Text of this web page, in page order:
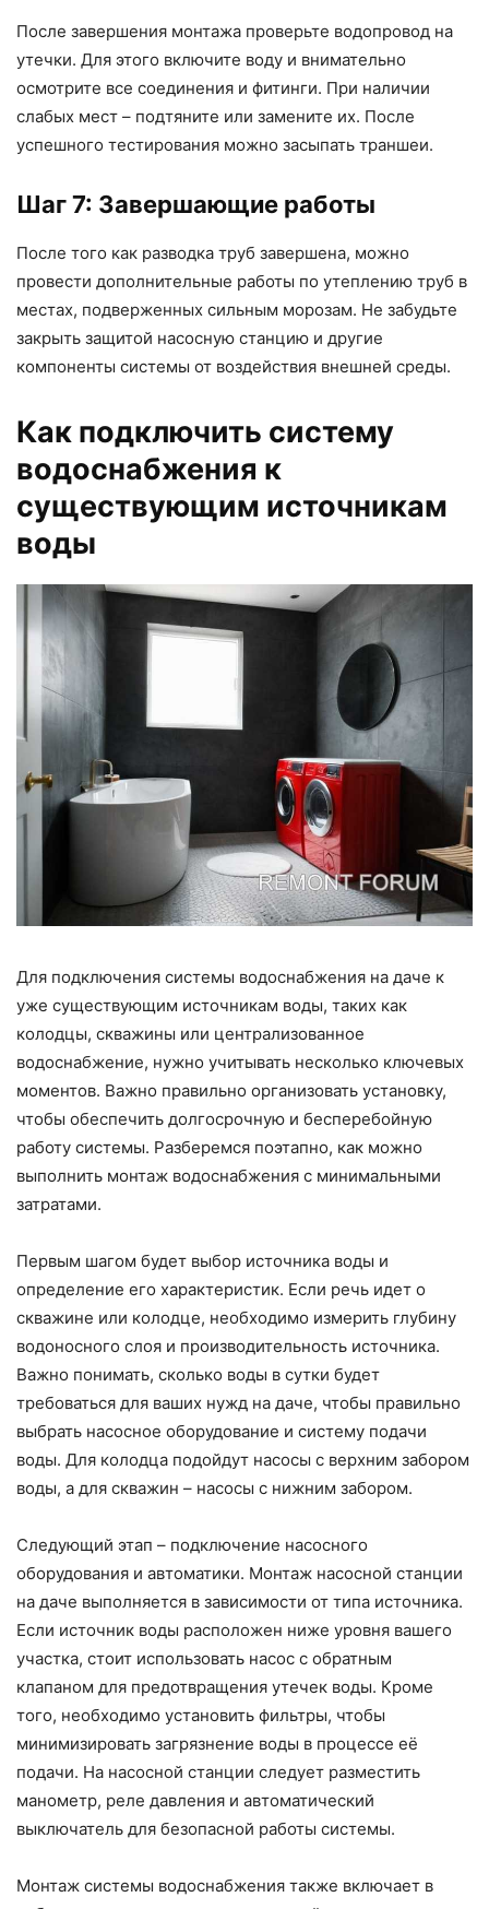
После завершения монтажа проверьте водопровод на
утечки. Для этого включите воду и внимательно
осмотрите все соединения и фитинги. При наличии
слабых мест – подтяните или замените их. После
успешного тестирования можно засыпать траншеи.
Шаг 7: Завершающие работы
После того как разводка труб завершена, можно
провести дополнительные работы по утеплению труб в
местах, подверженных сильным морозам. Не забудьте
закрыть защитой насосную станцию и другие
компоненты системы от воздействия внешней среды.
Как подключить систему
водоснабжения к
существующим источникам
воды
Для подключения системы водоснабжения на даче к
уже существующим источникам воды, таких как
колодцы, скважины или централизованное
водоснабжение, нужно учитывать несколько ключевых
моментов. Важно правильно организовать установку,
чтобы обеспечить долгосрочную и бесперебойную
работу системы. Разберемся поэтапно, как можно
выполнить монтаж водоснабжения с минимальными
затратами.
Первым шагом будет выбор источника воды и
определение его характеристик. Если речь идет о
скважине или колодце, необходимо измерить глубину
водоносного слоя и производительность источника.
Важно понимать, сколько воды в сутки будет
требоваться для ваших нужд на даче, чтобы правильно
выбрать насосное оборудование и систему подачи
воды. Для колодца подойдут насосы с верхним забором
воды, а для скважин – насосы с нижним забором.
Следующий этап – подключение насосного
оборудования и автоматики. Монтаж насосной станции
на даче выполняется в зависимости от типа источника.
Если источник воды расположен ниже уровня вашего
участка, стоит использовать насос с обратным
клапаном для предотвращения утечек воды. Кроме
того, необходимо установить фильтры, чтобы
минимизировать загрязнение воды в процессе её
подачи. На насосной станции следует разместить
манометр, реле давления и автоматический
выключатель для безопасной работы системы.
Монтаж системы водоснабжения также включает в